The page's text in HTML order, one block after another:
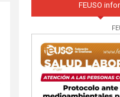
FEUSO